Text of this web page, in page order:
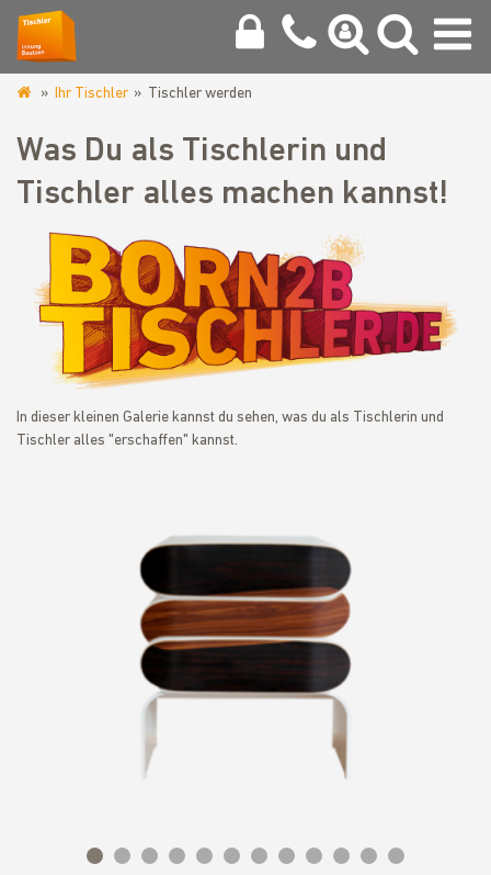
bautzen.de
Ihr Tischler Tischler werden
Was Du als Tischlerin und
Tischler alles machen kannst!
In dieser kleinen Galerie kannst du sehen, was du als Tischlerin und
Tischler alles "erschaffen" kannst.